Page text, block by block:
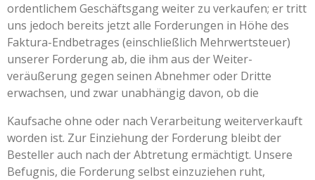
ordentlichem Geschäftsgang weiter zu verkaufen; er tritt
uns jedoch bereits jetzt alle Forderungen in Höhe des
Faktura-Endbetrages (einschließlich Mehrwertsteuer)
unserer Forderung ab, die ihm aus der Weiter-
veräußerung gegen seinen Abnehmer oder Dritte
erwachsen, und zwar unabhängig davon, ob die
Kaufsache ohne oder nach Verarbeitung weiterverkauft
worden ist. Zur Einziehung der Forderung bleibt der
Besteller auch nach der Abtretung ermächtigt. Unsere
Befugnis, die Forderung selbst einzuziehen ruht,